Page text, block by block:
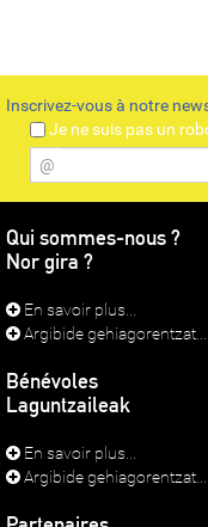
Inscrivez-vous à notre
Je ne suis pas un
@
Qui sommes-nous ?
Nor gira ?
En savoir plus...
Argibide gehiagorentzat...
Bénévoles
Laguntzaileak
En savoir plus...
Argibide gehiagorentzat...